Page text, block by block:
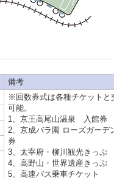
備考
※回数券式は各種チケットと
可能。
1、京王高尾山温泉 入館券
2、京成バラ園 ローズガーデ
券
3、太宰府・柳川観光きっぷ
4、高野山・世界遺産きっぷ
5、高速バス乗車チケット